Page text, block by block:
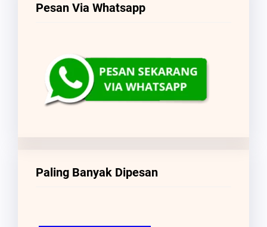
Pesan Via Whatsapp
Paling Banyak Dipesan